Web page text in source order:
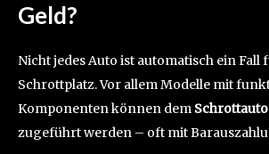
Geld?
Nicht jedes Auto ist automatisch ein Fall
Schrottplatz. Vor allem Modelle mit
Komponenten können dem
zugeführt werden – oft mit